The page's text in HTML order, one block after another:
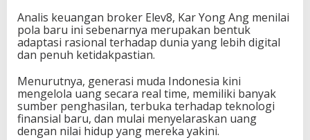
Analis keuangan broker Elev8, Kar Yong Ang menilai
pola baru ini sebenarnya merupakan bentuk
adaptasi rasional terhadap dunia yang lebih digital
dan penuh ketidakpastian.
Menurutnya, generasi muda Indonesia kini
mengelola uang secara real time, memiliki banyak
sumber penghasilan, terbuka terhadap teknologi
finansial baru, dan mulai menyelaraskan uang
dengan nilai hidup yang mereka yakini.